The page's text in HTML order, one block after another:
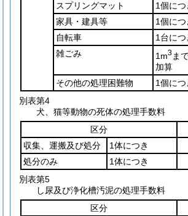
スプリングマット
1個に
家具・建具等
1個に
自転車
1台に
雑ごみ
1m3 ま
加算
その他の処理困難物
1個に
別表第4
犬、猫等動物の死体の処理手数料
区分
収集、運搬及び処分
1体につき
処分のみ
1体につき
別表第5
し尿及び浄化槽汚泥の処理手数料
区分